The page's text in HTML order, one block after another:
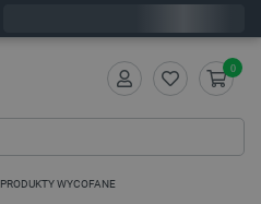
0
PRODUKTY WYCOFANE